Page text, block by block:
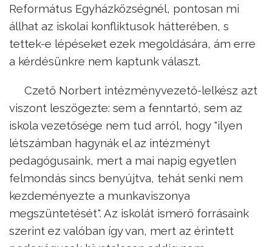
Református Egyházközségnél, pontosan mi
állhat az iskolai konfliktusok hátterében, s
tettek-e lépéseket ezek megoldására, ám erre
a kérdésünkre nem kaptunk választ.
Czető Norbert intézményvezető-lelkész azt
viszont leszögezte: sem a fenntartó, sem az
iskola vezetősége nem tud arról, hogy "ilyen
létszámban hagynák el az intézményt
pedagógusaink, mert a mai napig egyetlen
felmondás sincs benyújtva, tehát senki nem
kezdeményezte a munkaviszonya
megszüntetését". Az iskolát ismerő forrásaink
szerint ez valóban így van, mert az érintett